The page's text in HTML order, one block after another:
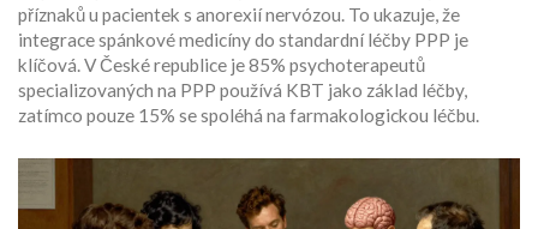
příznaků u pacientek s anorexií nervózou. To ukazuje, že
integrace spánkové medicíny do standardní léčby PPP je
klíčová. V České republice je 85% psychoterapeutů
specializovaných na PPP používá KBT jako základ léčby,
zatímco pouze 15% se spoléhá na farmakologickou léčbu.